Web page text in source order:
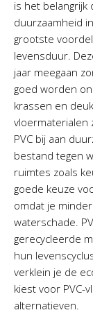
is het belangrijk
duurzaamheid
grootste
levensduur.
jaar meegaan
goed worden
krassen en
vloermaterialen
PVC bij aan
bestand tegen
ruimtes zoals
goede keuze
omdat je
waterschade.
gerecycleerde
hun
verklein je de
kiest voor PVC-
alternatieven.